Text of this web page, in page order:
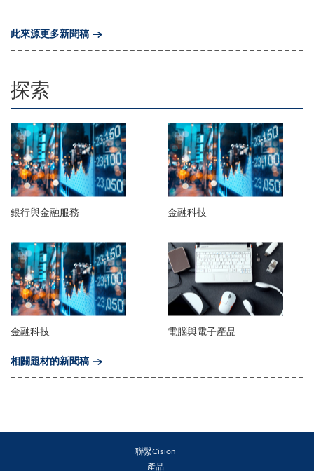
此來源更多新聞稿
探索
銀行與金融服務 金融科技
金融科技
電腦與電子產品
相關題材的新聞稿
聯繫Cision
產品